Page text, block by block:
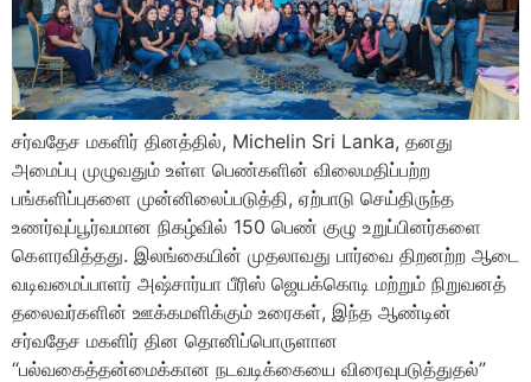
சர்வதேச மகளிர் தினத்தில், Michelin Sri Lanka, தனது
அமைப்பு முழுவதும் உள்ள பெண்களின் விலைமதிப்பற்ற
பங்களிப்புகளை முன்னிலைப்படுத்தி, ஏற்பாடு செய்திருந்த
உணர்வுப்பூர்வமான நிகழ்வில் 150 பெண் குழு உறுப்பினர்களை
கௌரவித்தது. இலங்கையின் முதலாவது பார்வை திறனற்ற ஆடை
வடிவமைப்பாளர் அஷ்சார்யா பீரிஸ் ஜெயக்கொடி மற்றும் நிறுவனத்
தலைவர்களின் ஊக்கமளிக்கும் உரைகள், இந்த ஆண்டின்
சர்வதேச மகளிர் தின தொனிப்பொருளான
“பல்வகைத்தன்மைக்கான நடவடிக்கையை விரைவுபடுத்துதல்”